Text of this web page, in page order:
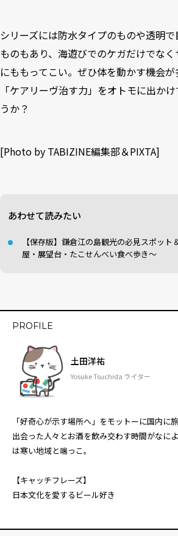
シリーズには防水タイプのものや透明
ものもあり、海遊びでのケガだけでな
にももってこい。ぜひ体を動かす機会
「ケアリーヴ治す力」をオトモに出か
うか？
[Photo by TABIZINE編集部＆PIXTA]
あわせて読みたい
【保存版】鎌倉江の島観光の必見スポット
屋・展望台・たこせんべい食べ歩き〜
PROFILE
土田洋祐
Yosuke Tsuchida ライター
「好奇心が示す場所へ」をモットーに国内に
出会った人々とお酒を飲み交わす時間がなに
は寒い地域と端っこ。
【キャッチフレーズ】
日本文化を愛するビール好き